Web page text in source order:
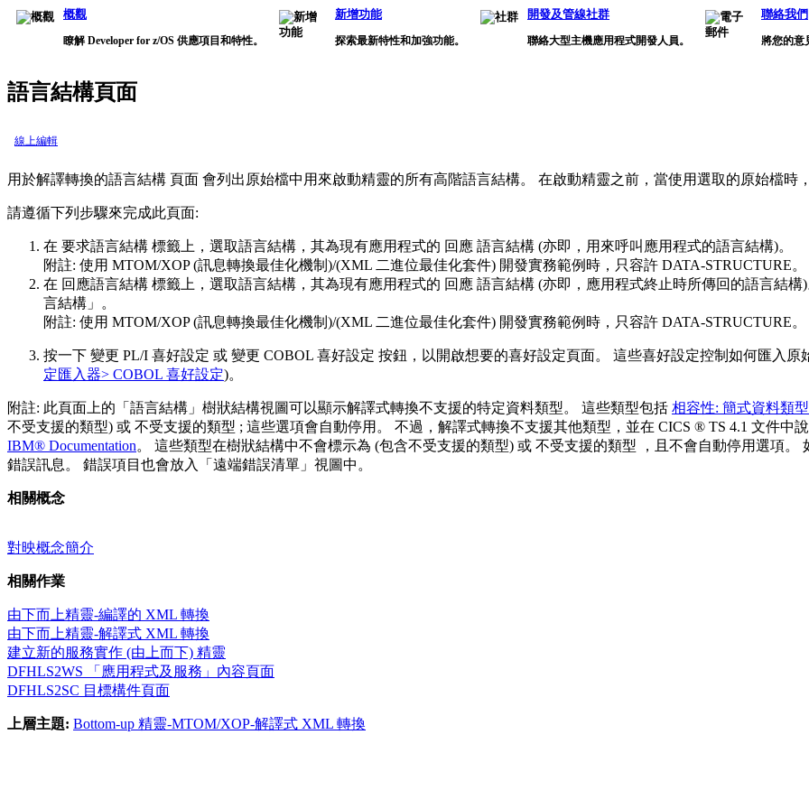
概觀
瞭解 Developer for z/OS 供應項目和特性。
新增功能
探索最新特性和加強功能。
開發及管線社群
聯絡大型主機應用程式開發人員。
聯絡我們
將您的意
語言結構頁面
線上編輯
用於解譯轉換的語言結構 頁面 會列出原始檔中用來啟動精靈的所有高階語言結構。 在啟動精靈之前，當使用選取的原始檔時
請遵循下列步驟來完成此頁面:
在 要求語言結構 標籤上，選取語言結構，其為現有應用程式的 回應 語言結構 (亦即，用來呼叫應用程式的語言結構)。
附註: 使用 MTOM/XOP (訊息轉換最佳化機制)/(XML 二進位最佳化套件) 開發實務範例時，只容許 DATA-STRUCTURE。
在 回應語言結構 標籤上，選取語言結構，其為現有應用程式的 回應 語言結構 (亦即，應用程式終止時所傳回的語言結構
言結構」。
附註: 使用 MTOM/XOP (訊息轉換最佳化機制)/(XML 二進位最佳化套件) 開發實務範例時，只容許 DATA-STRUCTURE。
按一下 變更 PL/I 喜好設定 或 變更 COBOL 喜好設定 按鈕，以開啟想要的喜好設定頁面。 這些喜好設定控制如何匯入原
定匯入器> COBOL 喜好設定)。
附註: 此頁面上的「語言結構」樹狀結構視圖可以顯示解譯式轉換不支援的特定資料類型。 這些類型包括 相容性: 簡式資料類型
不受支援的類型) 或 不受支援的類型 ; 這些選項會自動停用。 不過，解譯式轉換不支援其他類型，並在 CICS ® TS 4.1 文件中
IBM® Documentation。 這些類型在樹狀結構中不會標示為 (包含不受支援的類型) 或 不受支援的類型 ，且不會自動停用選項。
錯誤訊息。 錯誤項目也會放入「遠端錯誤清單」視圖中。
相關概念
對映概念簡介
相關作業
由下而上精靈-編譯的 XML 轉換
由下而上精靈-解譯式 XML 轉換
建立新的服務實作 (由上而下) 精靈
DFHLS2WS 「應用程式及服務」內容頁面
DFHLS2SC 目標構件頁面
上層主題: Bottom-up 精靈-MTOM/XOP-解譯式 XML 轉換